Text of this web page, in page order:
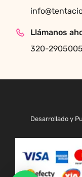
Llámanos
320-2905005
Desarrollado y